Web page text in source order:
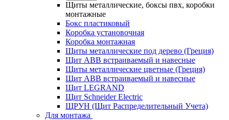
Щиты металлические, боксы пвх, коробки
монтажные
Бокс пластиковый
Коробка установочная
Коробка монтажная
Щиты металлические под дерево (Греция)
Щит ABB встраиваемый и навесные
Щиты металлические цветные (Греция)
Щит ABB встраиваемый и навесные
Щит LEGRAND
Щит Schneider Electric
ЩРУН (Щит Распределительный Учета)
Для монтажа